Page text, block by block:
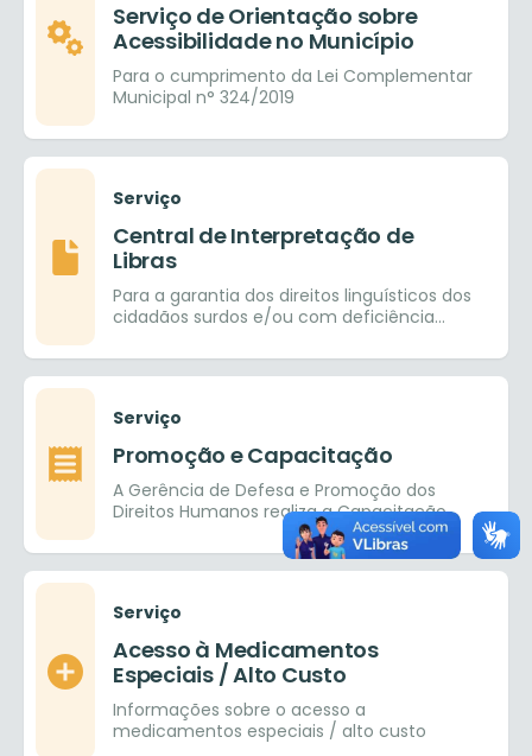
Serviço de Orientação sobre
Acessibilidade no Município
Para o cumprimento da Lei Complementar
Municipal n° 324/2019
Serviço
Central de Interpretação de
Libras
Para a garantia dos direitos linguísticos dos
cidadãos surdos e/ou com deficiência
social
Serviço
Promoção e Capacitação
A Gerência de Defesa e Promoção dos
Direitos Humanos realiza a Capacitação
em Direitos Humanos aos servidores do
município e público
Serviço
Acesso à Medicamentos
Especiais / Alto Custo
Informações sobre o acesso a
medicamentos especiais / alto custo